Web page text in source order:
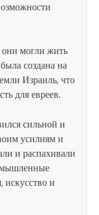
они могли жить
создана на
Израиль, что
для евреев.
сильной и
усилиям и
и распахивали
искусство и